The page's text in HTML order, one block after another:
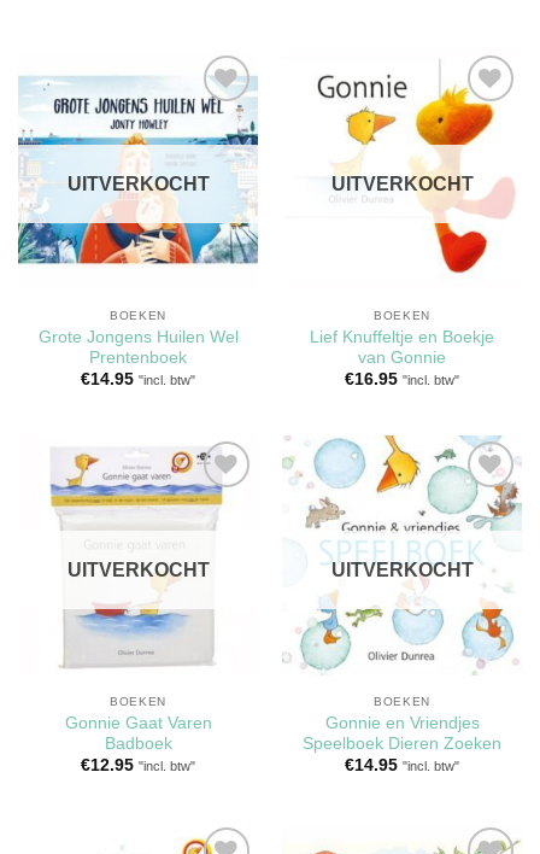
Toevoegen
aan
verlanglijst
UITVERKOCHT
BOEKEN
Grote Jongens Huilen Wel
Prentenboek
€14.95 "incl. btw"
Toevoegen
aan
verlanglijst
UITVERKOCHT
BOEKEN
Lief Knuffeltje en Boekje
van Gonnie
€16.95 "incl. btw"
Toevoegen
aan
UITVERKOCHT
BOEKEN
Gonnie Gaat Varen
Badboek
€12.95 "incl. btw"
Toevoegen
aan
verlanglijst
UITVERKOCHT
BOEKEN
Gonnie en Vriendjes
Speelboek Dieren Zoeken
€14.95 "incl. btw"